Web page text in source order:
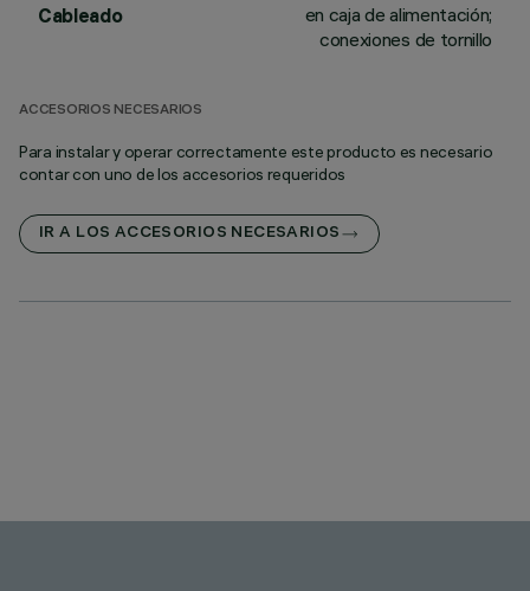
Cableado
en caja de alimentación;
conexiones de tornillo
ACCESORIOS NECESARIOS
Para instalar y operar correctamente este producto es necesario
contar con uno de los accesorios requeridos
IR A LOS ACCESORIOS NECESARIOS